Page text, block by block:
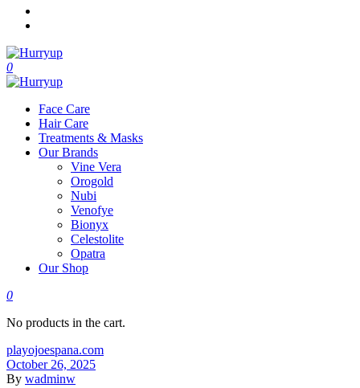
0
Face Care
Hair Care
Treatments & Masks
Our Brands
Vine Vera
Orogold
Nubi
Venofye
Bionyx
Celestolite
Opatra
Our Shop
0
No products in the cart.
playojoespana.com
October 26, 2025
By wadminw